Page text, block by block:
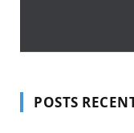
POSTS